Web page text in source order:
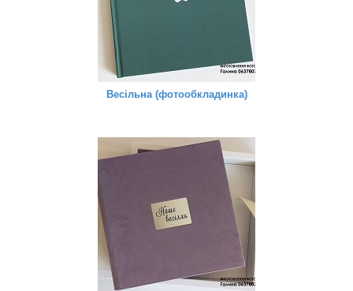
Весільна (фотообкладинка)